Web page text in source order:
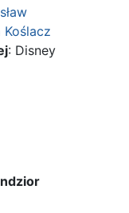
Koślacz
: Disney